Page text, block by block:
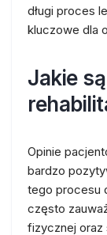
długi proces
kluczowe dla
Jakie
Opinie
bardzo
tego procesu
często
fizycznej oraz